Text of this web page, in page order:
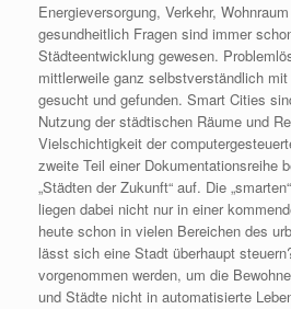
Energieversorgung, Verkehr,
gesundheitlich Fragen sind immer
Städteentwicklung gewesen.
mittlerweile ganz selbstverständlich
gesucht und gefunden. Smart Cities
Nutzung der städtischen Räume und
Vielschichtigkeit der
zweite Teil einer Dokumentationsreihe
„Städten der Zukunft“ auf. Die
liegen dabei nicht nur in einer
heute schon in vielen Bereichen des
lässt sich eine Stadt überhaupt
vorgenommen werden, um die
und Städte nicht in automatisierte